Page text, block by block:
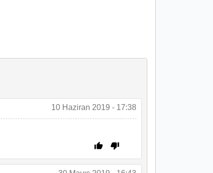
10 Haziran 2019 - 17:38